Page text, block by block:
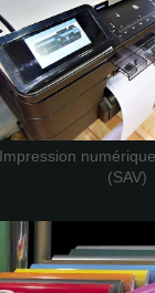
Impression
(SAV)